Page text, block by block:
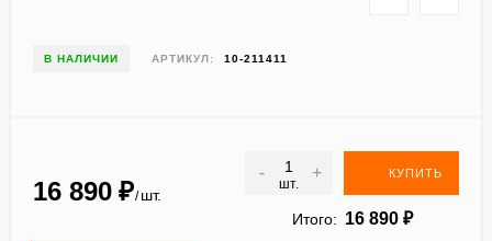
В НАЛИЧИИ АРТИКУЛ: 10-211411
16 890 ₽/ шт.
-
шт.
+ КУПИТЬ
Итого: 16 890 ₽